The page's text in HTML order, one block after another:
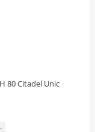
80 Citadel Unic